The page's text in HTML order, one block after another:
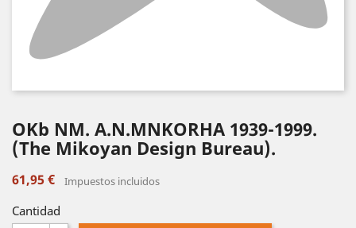
OKb NM. A.N.MNKORHA 1939-1999.
(The Mikoyan Design Bureau).
61,95 € Impuestos incluidos
Cantidad